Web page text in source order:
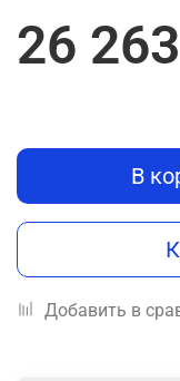
26
В
Добавить в